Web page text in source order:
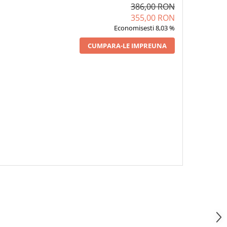
386,00 RON
355,00 RON
Economisesti 8,03 %
CUMPARA-LE IMPREUNA